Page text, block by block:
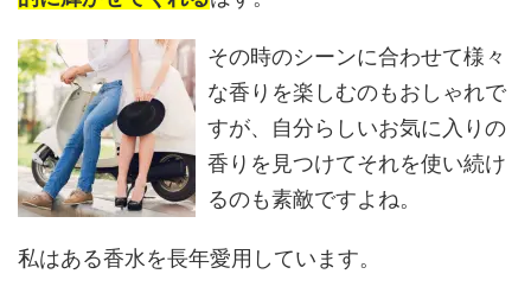
その時のシーンに合わせて様々
な香りを楽しむのもおしゃれで
すが、自分らしいお気に入りの
香りを見つけてそれを使い続け
るのも素敵ですよね。
私はある香水を長年愛用しています。